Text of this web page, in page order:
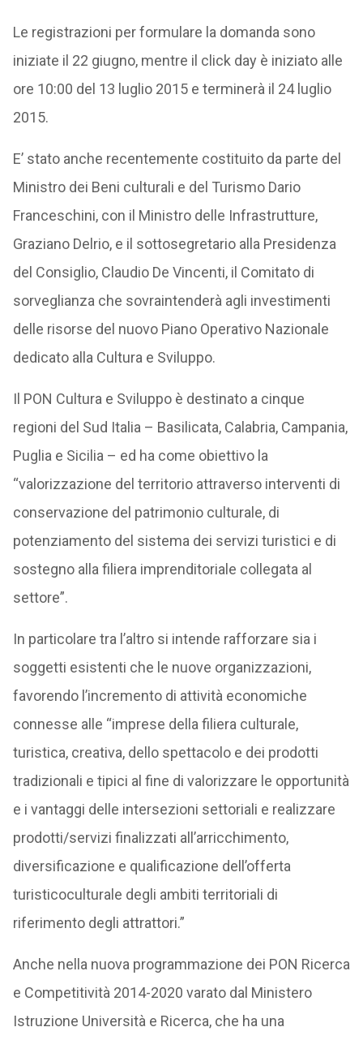
Le registrazioni per formulare la domanda sono
iniziate il 22 giugno, mentre il click day è iniziato alle
ore 10:00 del 13 luglio 2015 e terminerà il 24 luglio
2015.
E’ stato anche recentemente costituito da parte del
Ministro dei Beni culturali e del Turismo Dario
Franceschini, con il Ministro delle Infrastrutture,
Graziano Delrio, e il sottosegretario alla Presidenza
del Consiglio, Claudio De Vincenti, il Comitato di
sorveglianza che sovraintenderà agli investimenti
delle risorse del nuovo Piano Operativo Nazionale
dedicato alla Cultura e Sviluppo.
Il PON Cultura e Sviluppo è destinato a cinque
regioni del Sud Italia – Basilicata, Calabria, Campania,
Puglia e Sicilia – ed ha come obiettivo la
“valorizzazione del territorio attraverso interventi di
conservazione del patrimonio culturale, di
potenziamento del sistema dei servizi turistici e di
sostegno alla filiera imprenditoriale collegata al
settore”.
In particolare tra l’altro si intende rafforzare sia i
soggetti esistenti che le nuove organizzazioni,
favorendo l’incremento di attività economiche
connesse alle “imprese della filiera culturale,
turistica, creativa, dello spettacolo e dei prodotti
tradizionali e tipici al fine di valorizzare le opportunità
e i vantaggi delle intersezioni settoriali e realizzare
prodotti/servizi finalizzati all’arricchimento,
diversificazione e qualificazione dell’offerta
turisticoculturale degli ambiti territoriali di
riferimento degli attrattori.”
Anche nella nuova programmazione dei PON Ricerca
e Competitività 2014-2020 varato dal Ministero
Istruzione Università e Ricerca, che ha una